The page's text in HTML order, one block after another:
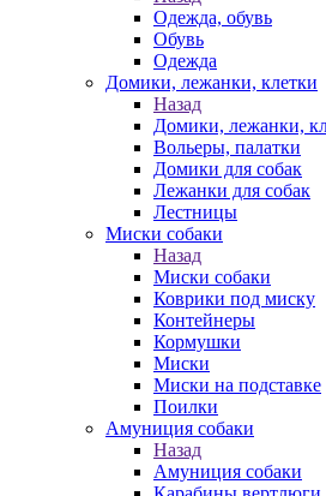
Одежда, обувь
Обувь
Одежда
Домики, лежанки, клетки
Назад
Домики, лежанки,
Вольеры, палатки
Домики для собак
Лежанки для собак
Лестницы
Миски собаки
Назад
Миски собаки
Коврики под миску
Контейнеры
Кормушки
Миски
Миски на подставке
Поилки
Амуниция собаки
Назад
Амуниция собаки